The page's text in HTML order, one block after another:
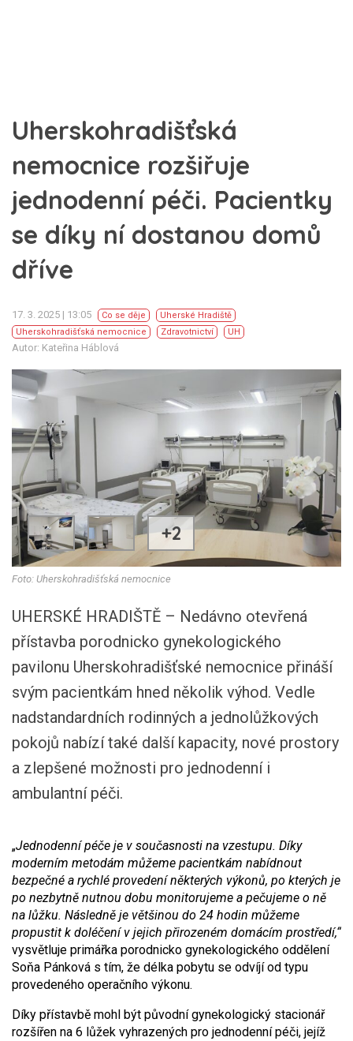
Uherskohradišťská
nemocnice rozšiřuje
jednodenní péči. Pacientky
se díky ní dostanou domů
dříve
17. 3. 2025 | 13:05 Co se děje
Uherské Hradiště
Uherskohradišťská nemocnice
Zdravotnictví UH
Autor: Kateřina Háblová
+2
Foto: Uherskohradišťská nemocnice
UHERSKÉ HRADIŠTĚ – Nedávno otevřená
přístavba porodnicko gynekologického
pavilonu Uherskohradišťské nemocnice přináší
svým pacientkám hned několik výhod. Vedle
nadstandardních rodinných a jednolůžkových
pokojů nabízí také další kapacity, nové prostory
a zlepšené možnosti pro jednodenní i
ambulantní péči.
„Jednodenní péče je v současnosti na vzestupu. Díky
moderním metodám můžeme pacientkám nabídnout
bezpečné a rychlé provedení některých výkonů, po kterých je
po nezbytně nutnou dobu monitorujeme a pečujeme o ně
na lůžku. Následně je většinou do 24 hodin můžeme
propustit k doléčení v jejich přirozeném domácím prostředí,“
vysvětluje primářka porodnicko gynekologického oddělení
Soňa Pánková s tím, že délka pobytu se odvíjí od typu
provedeného operačního výkonu.
Díky přístavbě mohl být původní gynekologický stacionář
rozšířen na 6 lůžek vyhrazených pro jednodenní péči, jejíž